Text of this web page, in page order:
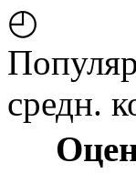
◴
средн.